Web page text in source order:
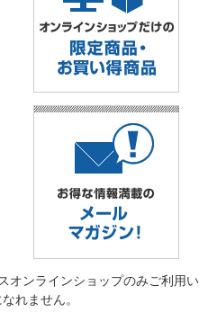
オンラインショップのみご利用い
れません。